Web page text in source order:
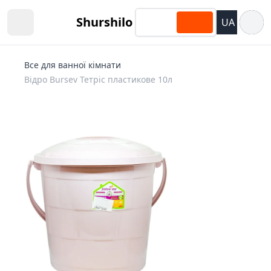
Shurshilo UA
Все для ванної кімнати
Відро Bursev Тетріс пластикове 10л